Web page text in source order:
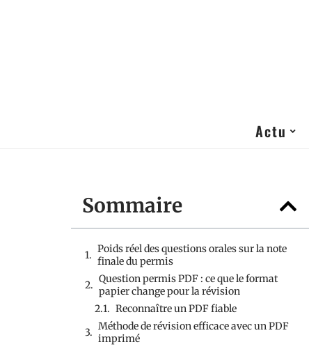
Actu
Sommaire
Poids réel des questions orales sur la note
finale du permis
Question permis PDF : ce que le format
papier change pour la révision
Reconnaître un PDF fiable
Méthode de révision efficace avec un PDF
imprimé